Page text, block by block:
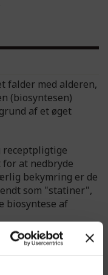
falder med alderen,
(biosyntesen)
af et øget
receptpligtige
at nedbryde
bekymring er de
som "statiner",
biosyntese af